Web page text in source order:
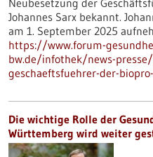
Neubesetzung der
Johannes Sarx bekannt.
am 1. September 2025
https://www.forum-
bw.de/infothek/news-
geschaeftsfuehrer-der-
Die wichtige Rolle der
Württemberg wird weiter